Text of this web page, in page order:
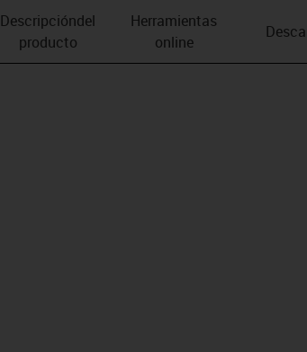
Descripción­del
producto
Herramientas
online